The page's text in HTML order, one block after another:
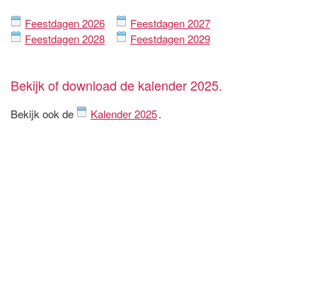
Feestdagen 2026
Feestdagen 2027
Feestdagen 2028
Feestdagen 2029
Bekijk of download de kalender 2025.
Bekijk ook de Kalender 2025.